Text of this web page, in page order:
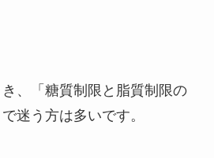
、「糖質制限と脂質制限の
迷う方は多いです。